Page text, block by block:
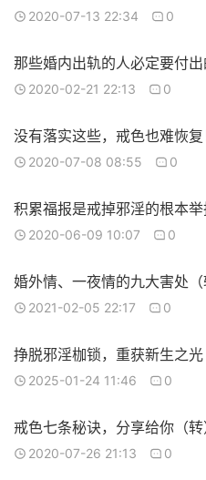
2020-07-13 22:34 0
那些婚内出轨的人必定要付
2020-02-21 22:13 0
没有落实这些，戒色也难恢复
2020-07-08 08:55 0
积累福报是戒掉邪淫的根本举
2020-06-09 10:07 0
婚外情、一夜情的九大害处（
2021-02-05 22:17 0
挣脱邪淫枷锁，重获新生之光
2025-01-24 11:46 0
戒色七条秘诀，分享给你（转
2020-07-26 21:13 0